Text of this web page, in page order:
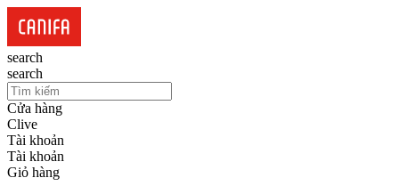
search
search
Cửa hàng
Clive
Tài khoản
Tài khoản
Giỏ hàng